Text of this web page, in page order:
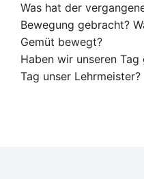
Was hat der
Bewegung gebracht?
Gemüt bewegt?
Haben wir unseren
Tag unser Lehrmeister?